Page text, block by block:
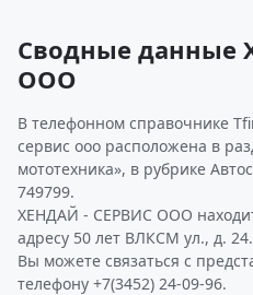
Сводные данные
ООО
В телефонном справочнике
сервис ооо расположена в
мототехника», в рубрике
749799.
ХЕНДАЙ - СЕРВИС ООО
адресу 50 лет ВЛКСМ ул., д. 24.
Вы можете связаться с
телефону +7(3452) 24-09-96.